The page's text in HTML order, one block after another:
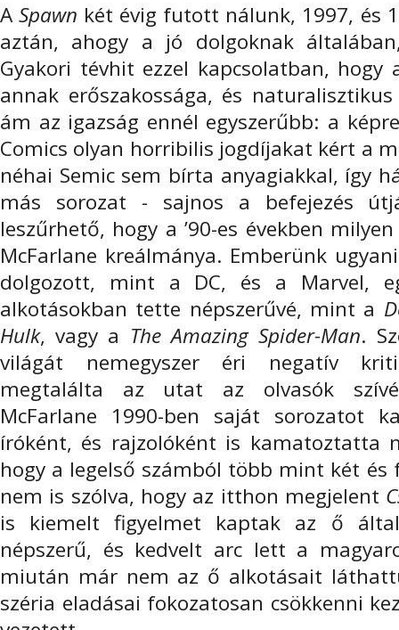
ASpawn két évig futott nálunk, 1997, és
aztán, ahogy a jó dolgoknak
Gyakori tévhit ezzel kapcsolatban,
annak erőszakossága, és
ám az igazság ennél egyszerűbb: a
Comics olyan horribilis jogdíjakat kért a
néhai Semic sem bírta anyagiakkal, így
más sorozat - sajnos a befejezés
leszűrhető, hogy a ’90-es években
McFarlane kreálmánya. Emberünk
dolgozott, mint a DC, és a Marvel,
alkotásokban tette népszerűvé, mint a
Hulk, vagy a The Amazing Spider-Man.
világát nemegyszer éri negatív
megtalálta az utat az olvasók
McFarlane 1990-ben saját sorozatot
íróként, és rajzolóként is kamatoztatta
hogy a legelső számból több mint két
nem is szólva, hogy az itthon megjelent
is kiemelt figyelmet kaptak az ő
népszerű, és kedvelt arc lett a
miután már nem az ő alkotásait
széria eladásai fokozatosan csökkenni